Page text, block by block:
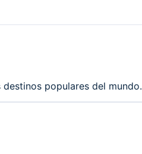
populares del mundo.